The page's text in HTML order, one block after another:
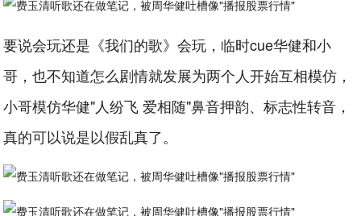
要说会玩还是《我们的歌》会玩，临时cue华健和小
哥，也不知道怎么剧情就发展为两个人开始互相模仿，
小哥模仿华健"人纷飞 爱相随"鼻音押韵、标志性转音，
真的可以说是以假乱真了。